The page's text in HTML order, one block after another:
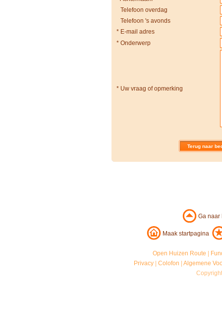
Telefoon overdag
Telefoon 's avonds
* E-mail adres
* Onderwerp
* Uw vraag of opmerking
Terug naar
Ga
Maak startpagina
Open Huizen Route
Privacy |Colofon |Algemene